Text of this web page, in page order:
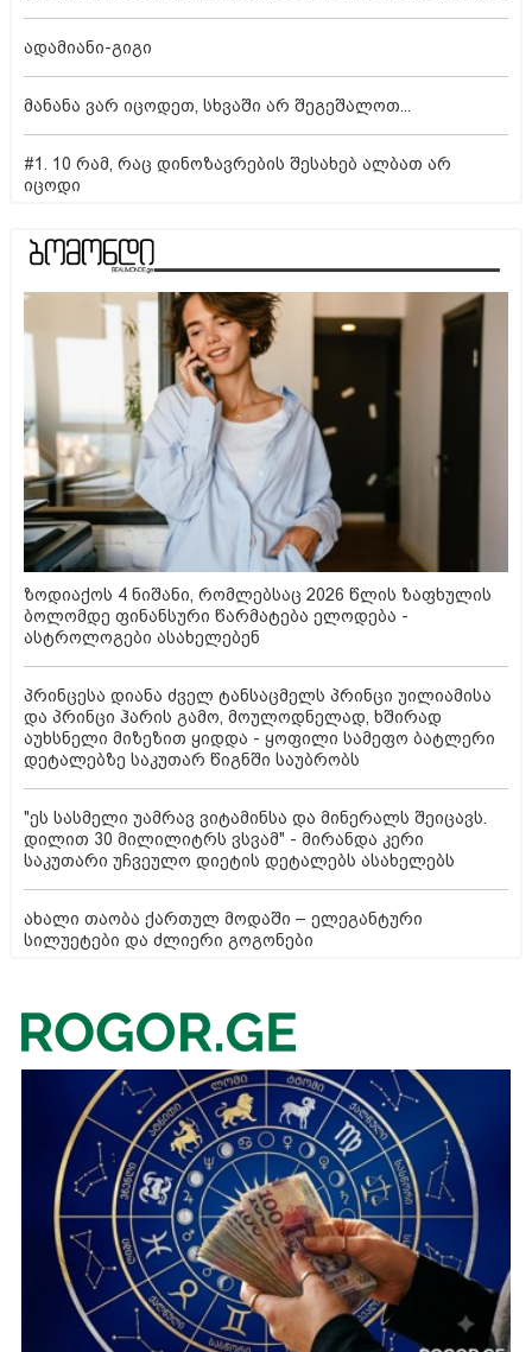
ადამიანი-გიგი
მანანა ვარ იცოდეთ, სხვაში არ შეგეშალოთ...
#1. 10 რამ, რაც დინოზავრების შესახებ ალბათ არ
იცოდი
ზოდიაქოს 4 ნიშანი, რომლებსაც 2026 წლის ზაფხულის
ბოლომდე ფინანსური წარმატება ელოდება -
ასტროლოგები ასახელებენ
პრინცესა დიანა ძველ ტანსაცმელს პრინცი უილიამისა
და პრინცი ჰარის გამო, მოულოდნელად, ხშირად
აუხსნელი მიზეზით ყიდდა - ყოფილი სამეფო ბატლერი
დეტალებზე საკუთარ წიგნში საუბრობს
"ეს სასმელი უამრავ ვიტამინსა და მინერალს შეიცავს.
დილით 30 მილილიტრს ვსვამ" - მირანდა კერი
საკუთარი უჩვეულო დიეტის დეტალებს ასახელებს
ახალი თაობა ქართულ მოდაში – ელეგანტური
სილუეტები და ძლიერი გოგონები